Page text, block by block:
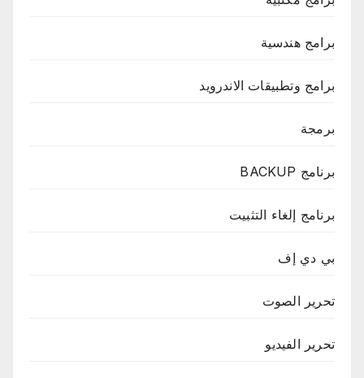
برامج هندسية
برامج وتطبيقات الاندرويد
برمجة
برنامج BACKUP
برنامج إلغاء التثبيت
بي دي إف
تحرير الصوت
تحرير الفيديو